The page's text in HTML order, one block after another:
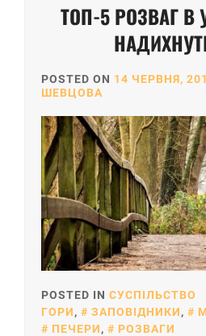
ТОП-5 РОЗВАГ В
POSTED ON 14 ЧЕРВНЯ,
ШЕВЦОВА
POSTED IN СУСПІЛЬСТВО
ГОРИ, ЗАПОВІДНИКИ,
ПЕЧЕРИ, РОЗВАГИ